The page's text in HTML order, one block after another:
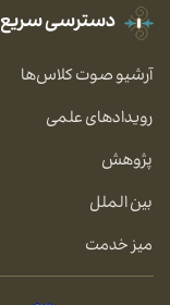
دسترسی سریع
آرشیو صوت کلاس‌ها
رویدادهای علمی
پژوهش
بین الملل
میز خدمت